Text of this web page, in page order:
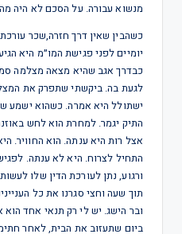
מנשוא עבורה. על הסכם לא היה
כשהבין שאין דרך חזרה,שכר
יומיים לפני פגישת המו״מ היא
כבדרך אגב שהיא מצאה מצלמה
לגעת בה. ביקשתי שתפרק את
ישתולל היא אמרה. כשהוא ישמע
התיק יגמר. למחרת הוא לחש
אצל רות היא ענתה. הוא החוויר.
התחיל לצרוח. היא לא ענתה.
ורגוע, נתן לעורכת הדין שלו
תוך שעה וחצי סגרנו את כל
ובר הישג. יש לי רק תנאי אחד
ביום שתעזוב את הבית, לאחר